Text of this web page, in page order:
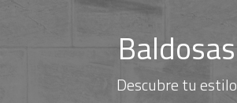
Baldosas
Descubre tu estilo